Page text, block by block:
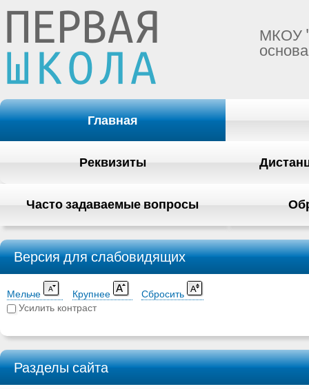
МКОУ
Главная
Реквизиты
Часто задаваемые вопросы
Версия для слабовидящих
Мельче Крупнее
Сбросить
Усилить контраст
Разделы сайта